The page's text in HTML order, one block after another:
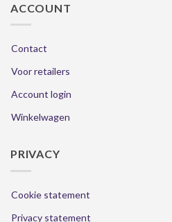
ACCOUNT
Contact
Voor retailers
Account login
Winkelwagen
PRIVACY
Cookie statement
Privacy statement